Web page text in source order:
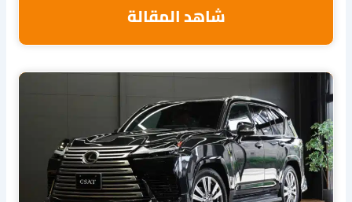
شاهد المقالة